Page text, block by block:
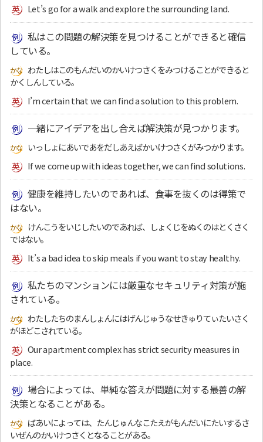
Let’s go for a walk and explore the surrounding land.
私はこの問題の解決策を見つけることができると確信
している。
わたしはこのもんだいのかいけつさくをみつけることができると
かくしんしている。
I’m certain that we can find a solution to this problem.
一緒にアイデアを出し合えば解決策が見つかります。
いっしょにあいであをだしあえばかいけつさくがみつかります。
If we come up with ideas together, we can find solutions.
健康を維持したいのであれば、食事を抜くのは得策で
はない。
けんこうをいじしたいのであれば、しょくじをぬくのはとくさく
ではない。
It’s a bad idea to skip meals if you want to stay healthy.
私たちのマンションには厳重なセキュリティ対策が施
されている。
わたしたちのまんしょんにはげんじゅうなせきゅりてぃたいさく
がほどこされている。
Our apartment complex has strict security measures in
place.
場合によっては、単純な答えが問題に対する最善の解
決策となることがある。
ばあいによっては、たんじゅんなこたえがもんだいにたいするさ
いぜんのかいけつさくとなることがある。